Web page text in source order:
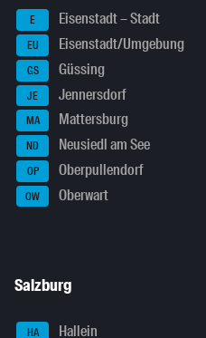
E Eisenstadt – Stadt
EU Eisenstadt/Umgebung
GS Güssing
JE Jennersdorf
MA Mattersburg
ND Neusiedl am See
OP Oberpullendorf
OW Oberwart
Salzburg
HA Hallein